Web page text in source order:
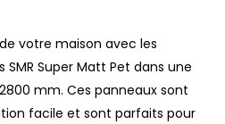
votre maison avec les
SMR Super Matt Pet dans une
mm. Ces panneaux sont
facile et sont parfaits pour